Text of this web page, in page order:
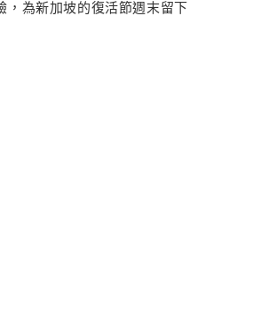
，為新加坡的復活節週末留下